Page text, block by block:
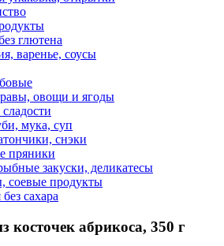
глютена
варенье, соусы
овощи и ягоды
мука, суп
снэки
пряники
закуски, деликатесы
соевые продукты
сахара
косточек абрикоса, 350 г